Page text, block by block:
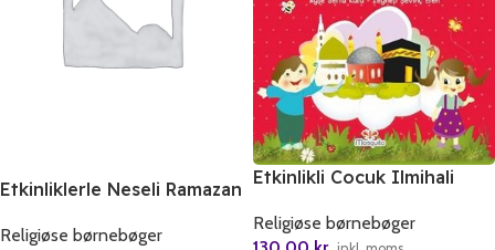
Etkinliklerle Neseli Ramazan
Religiøse børnebøger
Etkinlikli Cocuk Ilmihali
Religiøse børnebøger